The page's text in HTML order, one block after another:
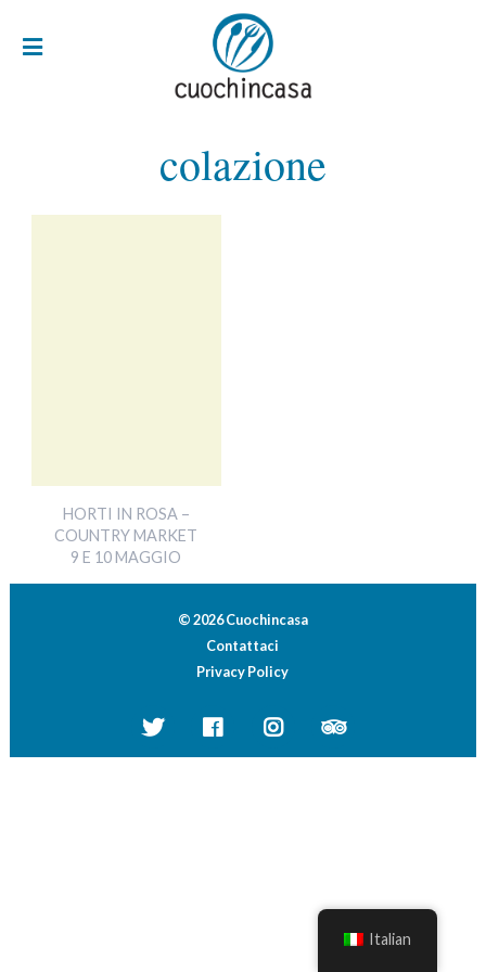
colazione
HORTI IN ROSA –
COUNTRY MARKET
9 E 10 MAGGIO
© 2026 Cuochincasa
Contattaci
Privacy Policy
Italian